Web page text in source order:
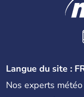
Langue du site :
Nos experts météo